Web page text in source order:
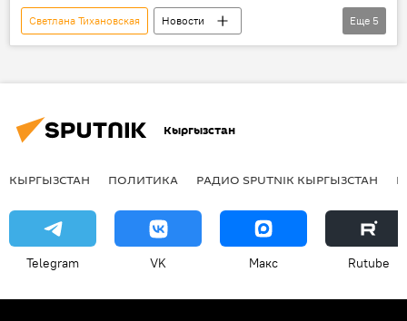
Светлана Тихановская
Новости
Общество
В мире
Беларусь
Еще 5
Кыргызстан
КЫРГЫЗСТАН ПОЛИТИКА РАДИО SPUTNIK КЫРГЫЗСТАН
Telegram VK Макс Rutube